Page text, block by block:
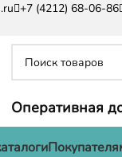
+7 (4212) 68-06-86
Оперативная